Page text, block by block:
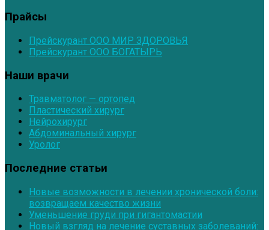
Прайсы
Прейскурант ООО МИР ЗДОРОВЬЯ
Прейскурант ООО БОГАТЫРЬ
Наши врачи
Травматолог — ортопед
Пластический хирург
Нейрохирург
Абдоминальный хирург
Уролог
Последние статьи
Новые возможности в лечении хронической боли:
возвращаем качество жизни
Уменьшение груди при гигантомастии
Новый взгляд на лечение суставных заболеваний: